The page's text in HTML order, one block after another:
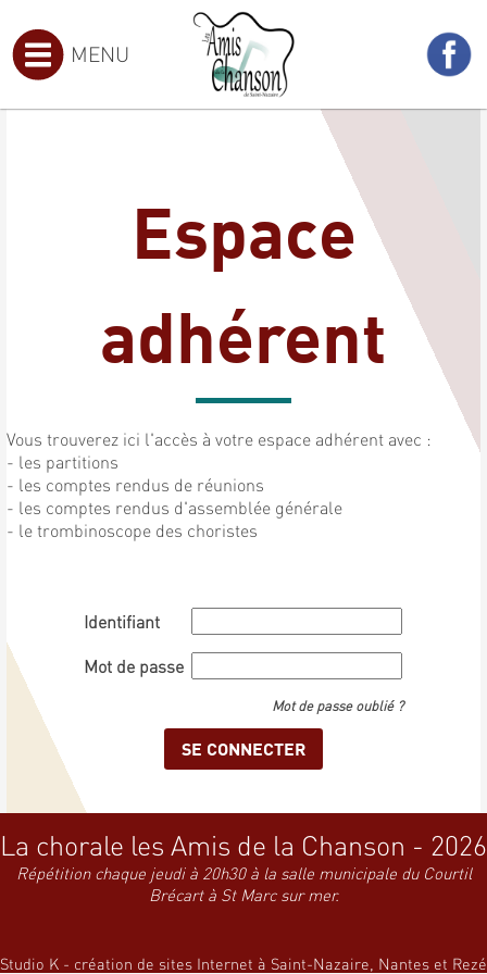
MENU
Espace
adhérent
Vous trouverez ici l'accès à votre espace adhérent avec :
- les partitions
- les comptes rendus de réunions
- les comptes rendus d'assemblée générale
- le trombinoscope des choristes
Identifiant
Mot de passe
Mot de passe oublié ?
La chorale les Amis de la Chanson - 2026
Répétition chaque jeudi à 20h30 à la salle municipale du Courtil
Brécart à St Marc sur mer.
Studio K - création de sites Internet à Saint-Nazaire, Nantes et Rezé